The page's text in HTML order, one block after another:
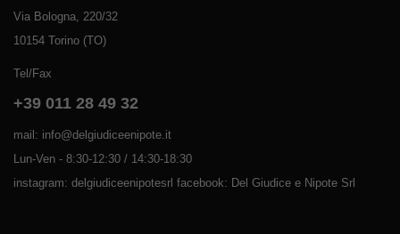
Via Bologna, 220/32
10154 Torino (TO)
Tel/Fax
+39 011 28 49 32
mail: info@delgiudiceenipote.it
Lun-Ven - 8:30-12:30 / 14:30-18:30
instagram: delgiudiceenipotesrl facebook: Del Giudice e Nipote Srl